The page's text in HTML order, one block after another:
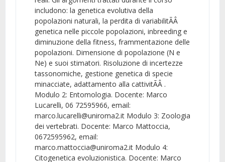
includono: la genetica evolutiva della
popolazioni naturali, la perdita di variabilitÃÂ
genetica nelle piccole popolazioni, inbreeding e
diminuzione della fitness, frammentazione delle
popolazioni. Dimensione di popolazione (N e
Ne) e suoi stimatori. Risoluzione di incertezze
tassonomiche, gestione genetica di specie
minacciate, adattamento alla cattivitÃÂ .
Modulo 2: Entomologia. Docente: Marco
Lucarelli, 06 72595966, email:
marco.lucarelli@uniroma2.it Modulo 3: Zoologia
dei vertebrati. Docente: Marco Mattoccia,
0672595962, email:
marco.mattoccia@uniroma2.it Modulo 4:
Citogenetica evoluzionistica. Docente: Marco